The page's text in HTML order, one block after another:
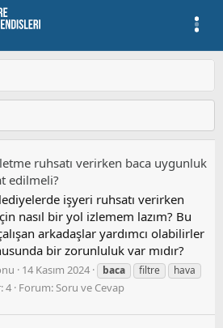
ruhsatı verirken baca uygunluk
edilmeli?
işyeri ruhsatı verirken
nasıl bir yol izlemem lazım? Bu
arkadaşlar yardımcı olabilirler
bir zorunluluk var mıdır?
14 Kasım 2024 baca filtre
hava
4 Forum:Soru ve Cevap